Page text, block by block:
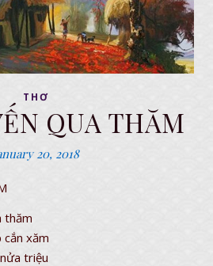
THƠ
QUA THĂM
20, 2018
thăm
xăm
triệu